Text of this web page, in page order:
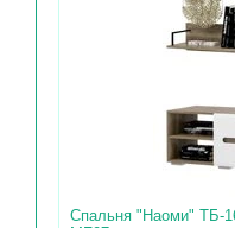
Спальня "Наоми" ТБ-